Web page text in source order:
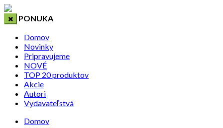
PONUKA
Domov
Novinky
Pripravujeme
NOVÉ
TOP 20 produktov
Akcie
Autori
Vydavateľstvá
Domov